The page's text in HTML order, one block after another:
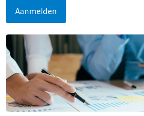
Aanmelden